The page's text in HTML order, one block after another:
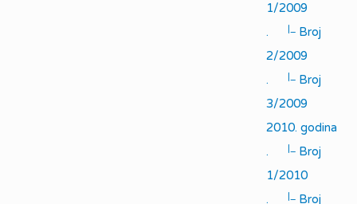
1/2009
.
|_ Broj
2/2009
.
|_ Broj
3/2009
2010. godina
.
|_ Broj
1/2010
.
|_ Broj